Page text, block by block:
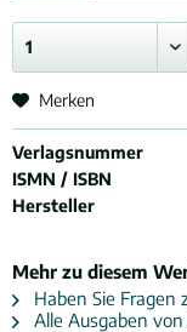
Merken
Verlagsnummer
ISMN / ISBN
Hersteller
Mehr zu diesem
Haben Sie Fragen
Alle Ausgaben von